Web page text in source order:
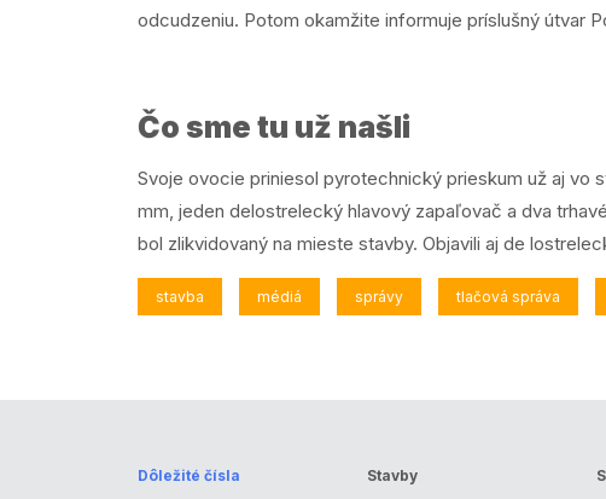
odcudzeniu. Potom okamžite informuje príslušný útvar
Čo sme tu už našli
Svoje ovocie priniesol pyrotechnický prieskum už aj vo
mm, jeden delostrelecký hlavový zapaľovač a dva
bol zlikvidovaný na mieste stavby. Objavili aj de
stavba médiá správy tlačová správa
Dôležité čísla Stavby